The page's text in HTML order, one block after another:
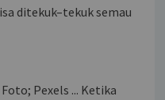
ditekuk–tekuk semau
Pexels ... Ketika